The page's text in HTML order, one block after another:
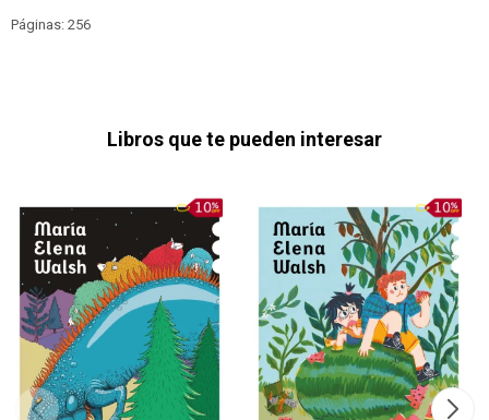
Páginas: 256
Libros que te pueden interesar